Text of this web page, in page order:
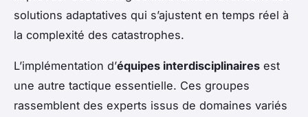
solutions adaptatives qui s’ajustent en temps réel à
la complexité des catastrophes.
L’implémentation d’équipes interdisciplinaires est
une autre tactique essentielle. Ces groupes
rassemblent des experts issus de domaines variés